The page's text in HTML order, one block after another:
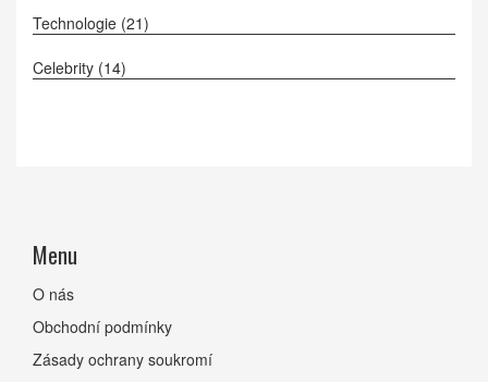
Technologie (21)
Celebrity (14)
Menu
O nás
Obchodní podmínky
Zásady ochrany soukromí